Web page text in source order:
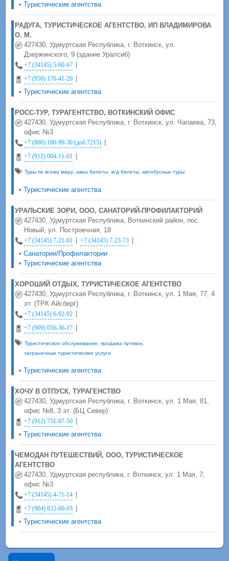
• Туристические агентства
РАДУГА, ТУРИСТИЧЕСКОЕ АГЕНТСТВО, ИП ВЛАДИМИРОВА
О. М.
427430, Удмуртская Республика, г. Воткинск, ул.
Дзержинского, 9 (здание Уралсиб)
+7 (34145) 5-60-67
+7 (950) 170-41-20
• Туристические агентства
РОСС-ТУР, ТУРАГЕНТСТВО, ВОТКИНСКИЙ ОФИС
427430, Удмуртская Республика, г. Воткинск, ул. Чапаева, 73,
офис №3
+7 (800) 100-99-30 (доб.7215)
+7 (912) 004-11-01
Туры по всему миру, авиа билеты, ж/д билеты, автобусные туры
• Туристические агентства
УРАЛЬСКИЕ ЗОРИ, ООО, САНАТОРИЙ-ПРОФИЛАКТОРИЙ
427430, Удмуртская Республика, Воткинский район, пос.
Новый, ул. Построечная, 18
+7 (34145) 7-21-61 +7 (34145) 7-23-73
• Санатории/Профилактории
• Туристические агентства
ХОРОШИЙ ОТДЫХ, ТУРИСТИЧЕСКОЕ АГЕНТСТВО
427430, Удмуртская Республика, г. Воткинск, ул. 1 Мая, 77, 4
эт. (ТРК Айсберг)
+7 (34145) 6-92-92
+7 (909) 056-36-17
Туристическое обслуживание продажа путевок,
заграничные туристические услуги
• Туристические агентства
ХОЧУ В ОТПУСК, ТУРАГЕНСТВО
427430, Удмуртская Республика, г. Воткинск, ул. 1 Мая, 81,
офис №8, 3 эт. (БЦ Север)
+7 (912) 751-07-50
• Туристические агентства
ЧЕМОДАН ПУТЕШЕСТВИЙ, ООО, ТУРИСТИЧЕСКОЕ
АГЕНТСТВО
427430, Удмуртская республика, г. Воткинск, ул. 1 Мая, 7,
офис №3
+7 (34145) 4-71-14
+7 (904) 832-60-03
• Туристические агентства